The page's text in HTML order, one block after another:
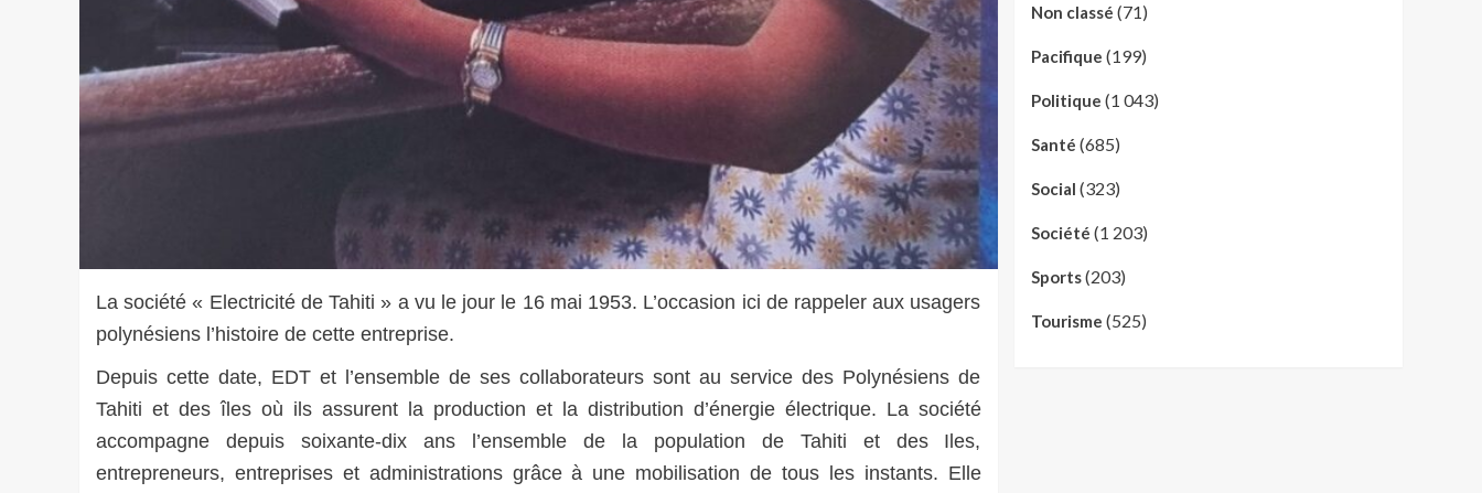
La société « Electricité de Tahiti » a vu le jour le 16 mai 1953. L’occasion ici de rappeler aux usagers
polynésiens l’histoire de cette entreprise.
Depuis cette date, EDT et l’ensemble de ses collaborateurs sont au service des Polynésiens de
Tahiti et des îles où ils assurent la production et la distribution d’énergie électrique. La société
accompagne depuis soixante-dix ans l’ensemble de la population de Tahiti et des Iles,
entrepreneurs, entreprises et administrations grâce à une mobilisation de tous les instants. Elle
Non classé (71)
Pacifique (199)
Politique (1 043)
Santé (685)
Social (323)
Société (1 203)
Sports(203)
Tourisme (525)